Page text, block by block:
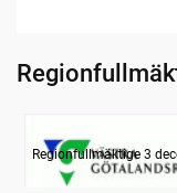
Information
Regionfullmäktige 3